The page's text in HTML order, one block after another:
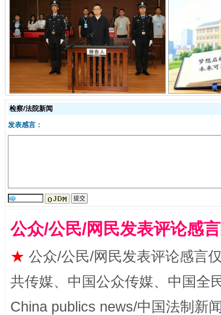
受贿1.44亿！段成刚被判无期 从幼
检察/法院新闻
发表感言：
公众/公民/网民发表评论感
★ 公众/公民/网民发表评论感言
共传媒、中国公众传媒、中国全
China publics news/中国法制新